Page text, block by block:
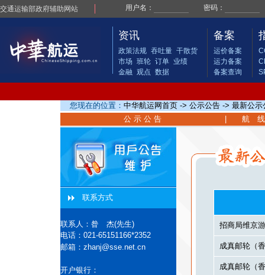
交通运输部政府辅助网站
资讯
政策法规 吞吐量 干散货
市场 班轮 订单 业绩
金融 观点 数据
备案
运价备案
运力备案
备案查询
您现在的位置： 中华航运网首页 -> 公示公告 -> 最新公示
公 示 公 告
航 线
联系方式
联系人：昝 杰(先生)
电话：021-65151166*2352
邮箱：zhanj@sse.net.cn
开户银行：
招商局维京
成真邮轮（
成真邮轮（